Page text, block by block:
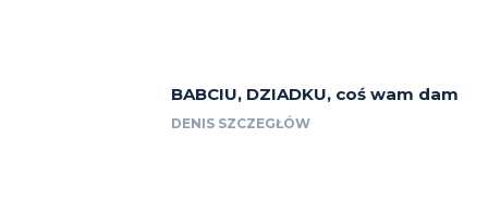
BABCIU, DZIADKU, coś wam dam
DENIS SZCZEGŁÓW